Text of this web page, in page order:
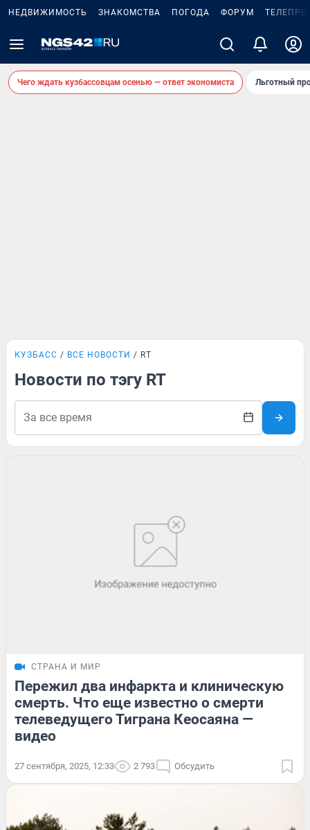
НЕДВИЖИМОСТЬ ЗНАКОМСТВА ПОГОДА ФОРУМ
Чего ждать кузбассовцам осенью — ответ экономиста Льготный
КУЗБАСС ВСЕ НОВОСТИ RT
Новости по тэгу RT
СТРАНА И МИР
Пережил два инфаркта и клиническую
смерть. Что еще известно о смерти
телеведущего Тиграна Кеосаяна —
видео
27 сентября, 2025, 12:33 2 793 Обсудить